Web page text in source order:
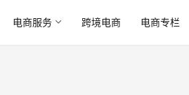
电商服务 跨境电商 电商专栏